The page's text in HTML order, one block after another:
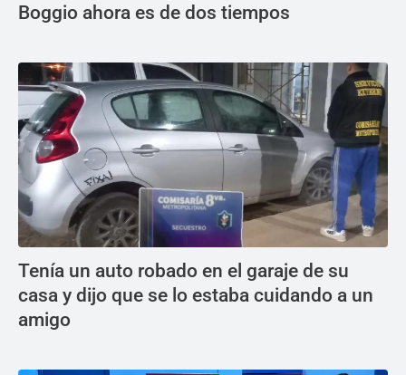
Boggio ahora es de dos tiempos
Tenía un auto robado en el garaje de su
casa y dijo que se lo estaba cuidando a un
amigo